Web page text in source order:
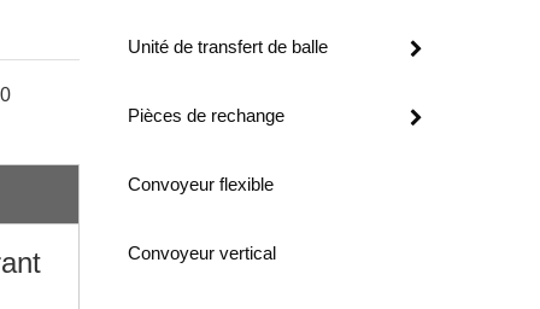
Unité de transfert de balle
Pièces de rechange
Convoyeur flexible
Convoyeur vertical